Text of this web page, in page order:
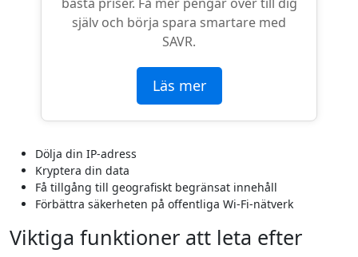
själv och börja spara smartare med
SAVR.
Läs mer
Dölja din IP-adress
Kryptera din data
Få tillgång till geografiskt begränsat innehåll
Förbättra säkerheten på offentliga Wi-Fi-nätverk
Viktiga funktioner att leta efter